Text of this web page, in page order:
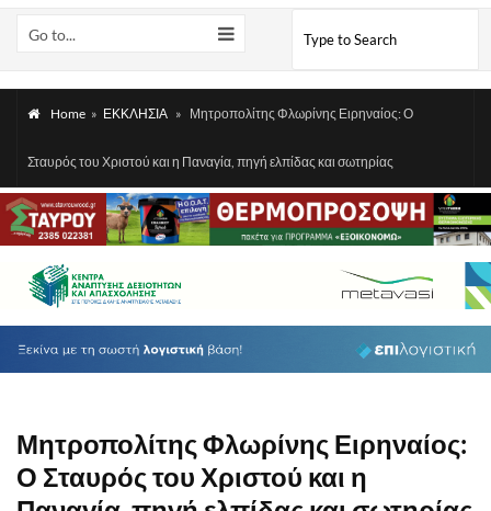
Go to...
Home » ΕΚΚΛΗΣΙΑ » Μητροπολίτης Φλωρίνης Ειρηναίος: Ο
Σταυρός του Χριστού και η Παναγία, πηγή ελπίδας και σωτηρίας
Μητροπολίτης Φλωρίνης Ειρηναίος:
Ο Σταυρός του Χριστού και η